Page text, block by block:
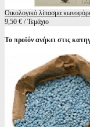
Οικολογικό λίπασμα
9,50 € / Τεμάχιο
Το προϊόν ανήκει στις